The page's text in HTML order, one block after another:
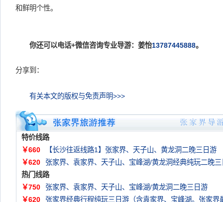
和鲜明个性。
你还可以电话+微信咨询专业导游：姜怡13787445888。
分享到：
有关本文的版权与免责声明>>>
特价线路
￥660
【长沙往返线路1】张家界、天子山、黄龙洞二晚三日游
￥620
张家界、袁家界、天子山、宝峰湖/黄龙洞经典纯玩二晚三
热门线路
￥750
张家界、袁家界、天子山、宝峰湖/黄龙洞二晚三日游
￥620
张家界经典行程纯玩三日游（含袁家界、宝峰湖。张家界